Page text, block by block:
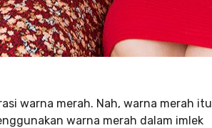
warna merah. Nah, warna merah itu
warna merah dalam imlek